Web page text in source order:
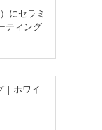
にセラミ
ティング
｜ホワイ